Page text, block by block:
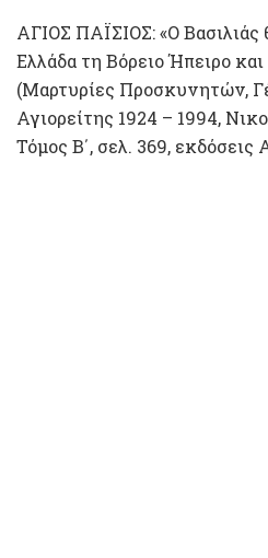
ΑΓΙΟΣ ΠΑΪΣΙΟΣ: «Ο Βασιλιάς
Ελλάδα τη Βόρειο Ήπειρο
(Μαρτυρίες Προσκυνητών,
Αγιορείτης 1924 – 1994,
Τόμος Β΄, σελ. 369,